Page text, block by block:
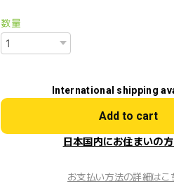
数量
International shipping
Add to cart
日本国内にお住まいの
お支払い方法の詳細はこ